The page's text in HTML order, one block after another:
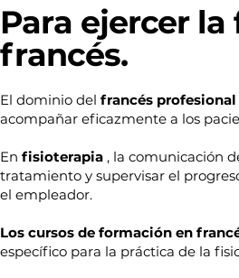
Para ejercer
francés.
El dominio del francés profesional
acompañar eficazmente a los
En fisioterapia , la comunicación
tratamiento y supervisar el
el empleador.
Los cursos de formación en
específico para la práctica de la